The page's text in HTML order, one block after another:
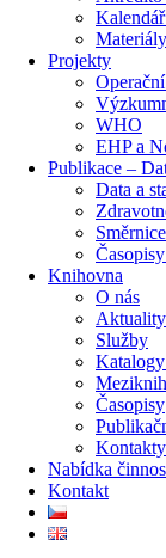
Projekty
WHO
EHP a
Publikace –
Data a
Knihovna
O nás
Aktuality
Služby
Katalogy
Časopisy
Kontakty
Nabídka
Kontakt